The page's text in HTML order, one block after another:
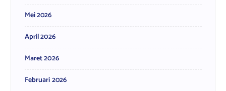
Mei 2026
April 2026
Maret 2026
Februari 2026